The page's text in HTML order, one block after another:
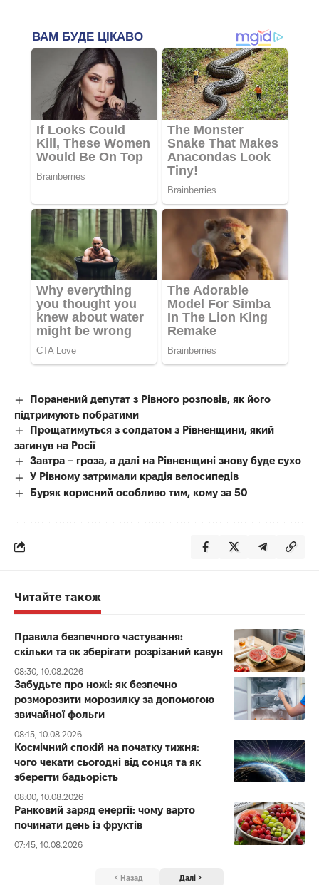
Поранений депутат з Рівного розповів, як його
підтримують побратими
Прощатимуться з солдатом з Рівненщини, який
загинув на Росії
Завтра – гроза, а далі на Рівненщині знову буде сухо
У Рівному затримали крадія велосипедів
Буряк корисний особливо тим, кому за 50
Читайте також
Правила безпечного частування:
скільки та як зберігати розрізаний кавун
08:30, 10.08.2026
Забудьте про ножі: як безпечно
розморозити морозилку за допомогою
звичайної фольги
08:15, 10.08.2026
Космічний спокій на початку тижня:
чого чекати сьогодні від сонця та як
зберегти бадьорість
08:00, 10.08.2026
Ранковий заряд енергії: чому варто
починати день із фруктів
07:45, 10.08.2026
Назад Далі